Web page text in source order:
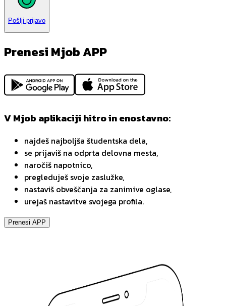
Pošlji prijavo
Prenesi Mjob APP
V Mjob aplikaciji hitro in enostavno:
najdeš najboljša študentska dela,
se prijaviš na odprta delovna mesta,
naročiš napotnico,
pregleduješ svoje zaslužke,
nastaviš obveščanja za zanimive oglase,
urejaš nastavitve svojega profila.
Prenesi APP